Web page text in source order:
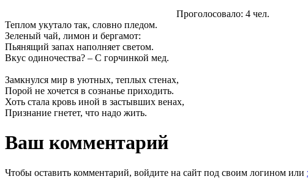
Проголосовало: 4 чел.
Теплом укутало так, словно пледом.
Зеленый чай, лимон и бергамот:
Пьянящий запах наполняет светом.
Вкус одиночества? – С горчинкой мед.
Замкнулся мир в уютных, теплых стенах,
Порой не хочется в сознанье приходить.
Хоть стала кровь иной в застывших венах,
Признание гнетет, что надо жить.
Ваш комментарий
Чтобы оставить комментарий, войдите на сайт под своим логином или